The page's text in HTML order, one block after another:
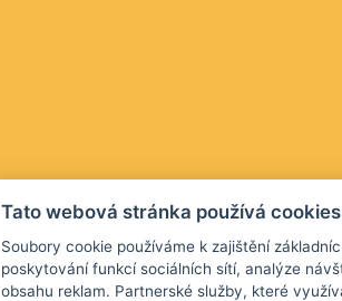
Tato webová stránka používá cookies
Soubory cookie používáme k zajištění
poskytování funkcí sociálních sítí, analýze
obsahu reklam. Partnerské služby, které